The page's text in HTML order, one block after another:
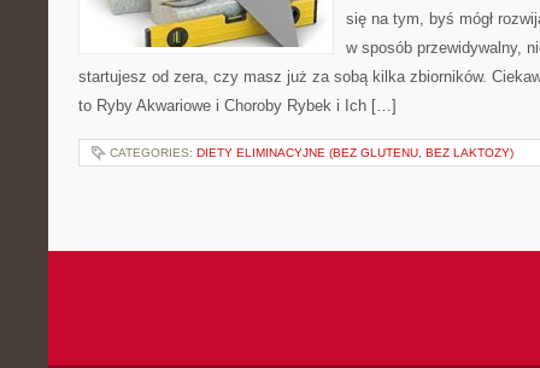
się na tym, byś mógł
w sposób przewidywalny,
startujesz od zera, czy masz już za sobą kilka zbiorników.
to Ryby Akwariowe i Choroby Rybek i Ich […]
CATEGORIES: DIETY ELIMINACYJNE (BEZ GLUTENU, BEZ LAKTOZY)